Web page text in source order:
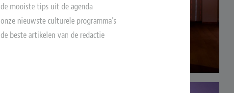
de mooiste tips uit de agenda
onze nieuwste culturele programma's
de beste artikelen van de redactie